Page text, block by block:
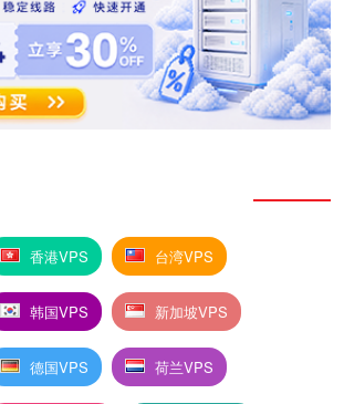
香港VPS 台湾VPS
韩国VPS 新加坡VPS
德国VPS 荷兰VPS